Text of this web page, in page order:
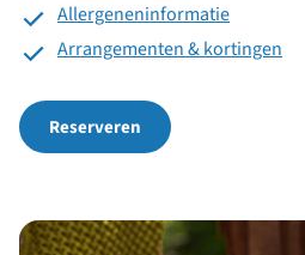
Allergeneninformatie
Arrangementen & kortingen
Reserveren